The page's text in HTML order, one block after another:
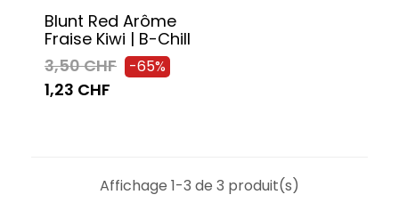
Blunt Red Arôme
Fraise Kiwi | B-Chill
3,50 CHF
-65%
1,23 CHF
Affichage 1-3 de 3 produit(s)